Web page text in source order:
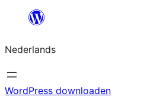
de
inhoud
Nederlands
WordPress downloaden